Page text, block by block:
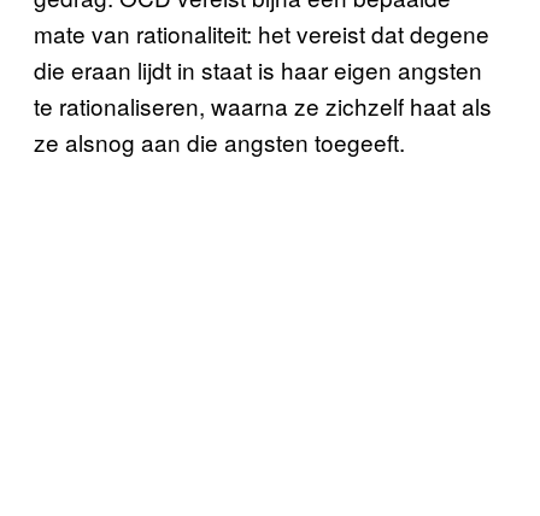
mate van rationaliteit: het vereist dat degene
die eraan lijdt in staat is haar eigen angsten
te rationaliseren, waarna ze zichzelf haat als
ze alsnog aan die angsten toegeeft.